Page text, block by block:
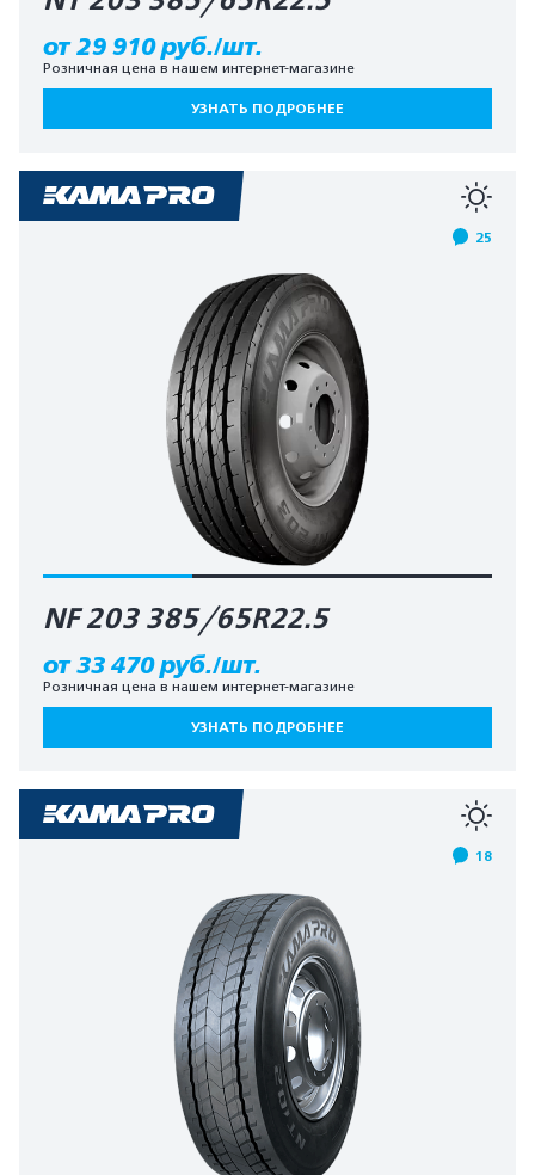
от 29 910 руб./шт.
Розничная цена в нашем интернет-магазине
УЗНАТЬ ПОДРОБНЕЕ
25
NF 203 385/65R22.5
от 33 470 руб./шт.
Розничная цена в нашем интернет-магазине
УЗНАТЬ ПОДРОБНЕЕ
18